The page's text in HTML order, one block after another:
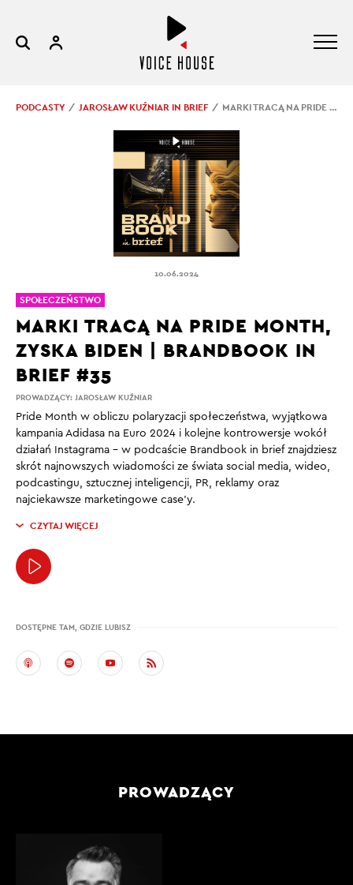
PODCASTY JAROSŁAW KUŹNIAR IN BRIEF MARKI TRACĄ NA PRIDE MONTH, ZYSKA BIDEN | BRANDBOOK IN BRIEF #35
10.06.2024
PROWADZĄCY: JAROSŁAW KUŹNIAR
MARKI TRACĄ NA PRIDE MONTH,
ZYSKA BIDEN | BRANDBOOK IN
BRIEF #35
Pride Month w obliczu polaryzacji społeczeństwa, wyjątkowa
kampania Adidasa na Euro 2024 i kolejne kontrowersje wokół
działań Instagrama – w podcaście Brandbook in brief znajdziesz
skrót najnowszych wiadomości ze świata social media, wideo,
podcastingu, sztucznej inteligencji, PR, reklamy oraz
najciekawsze marketingowe case’y.
CZYTAJ WIĘCEJ
DOSTĘPNE TAM, GDZIE LUBISZ
SPOŁECZEŃSTWO
PROWADZĄCY